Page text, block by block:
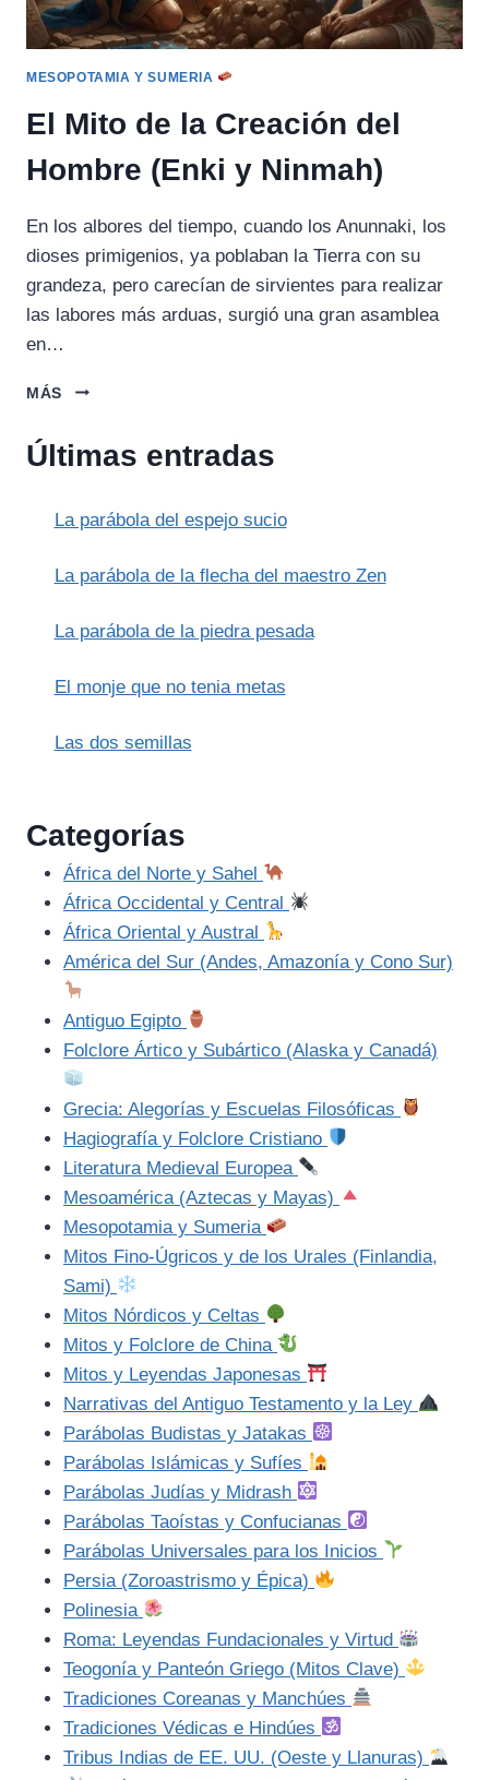
MESOPOTAMIA Y SUMERIA
El Mito de la Creación del
Hombre (Enki y Ninmah)
En los albores del tiempo, cuando los Anunnaki, los
dioses primigenios, ya poblaban la Tierra con su
grandeza, pero carecían de sirvientes para realizar
las labores más arduas, surgió una gran asamblea
en…
MÁS
EL
LA
HOMBRE
Y
Últimas entradas
La parábola del espejo sucio
La parábola de la flecha del maestro Zen
La parábola de la piedra pesada
El monje que no tenia metas
Las dos semillas
Categorías
África del Norte y Sahel
África Occidental y Central
África Oriental y Austral
América del Sur (Andes, Amazonía y Cono Sur)
Antiguo Egipto
Folclore Ártico y Subártico (Alaska y Canadá)
Grecia: Alegorías y Escuelas Filosóficas
Hagiografía y Folclore Cristiano
Literatura Medieval Europea
Mesoamérica (Aztecas y Mayas)
Mesopotamia y Sumeria
Mitos Fino-Úgricos y de los Urales (Finlandia,
Sami)
Mitos Nórdicos y Celtas
Mitos y Folclore de China
Mitos y Leyendas Japonesas
Narrativas del Antiguo Testamento y la Ley
Parábolas Budistas y Jatakas
Parábolas Islámicas y Sufíes
Parábolas Judías y Midrash
Parábolas Taoístas y Confucianas
Parábolas Universales para los Inicios
Persia (Zoroastrismo y Épica)
Polinesia
Roma: Leyendas Fundacionales y Virtud
Teogonía y Panteón Griego (Mitos Clave)
Tradiciones Coreanas y Manchúes
Tradiciones Védicas e Hindúes
Tribus Indias de EE. UU. (Oeste y Llanuras)